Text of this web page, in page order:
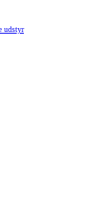
udstyr